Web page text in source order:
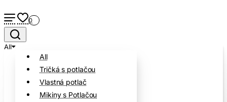
0
All
All
Tričká s potlačou
Vlastná potlač
Mikiny s Potlačou